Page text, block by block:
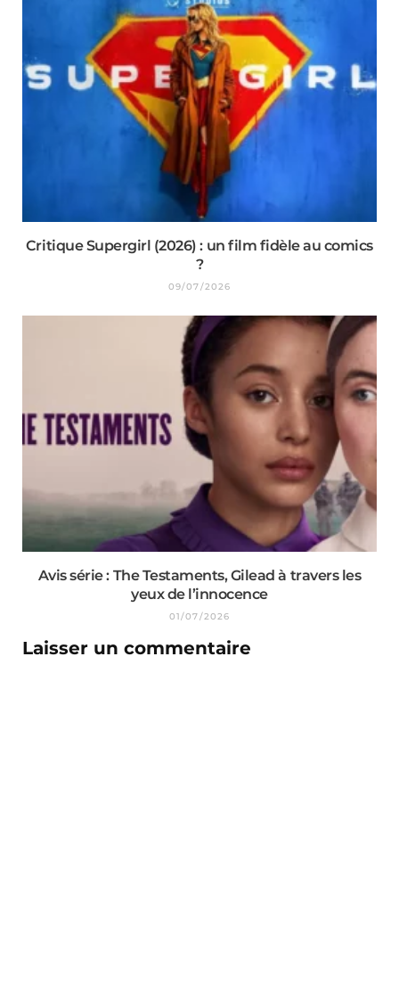
Critique Supergirl (2026) : un film fidèle au comics
?
09/07/2026
Avis série : The Testaments, Gilead à travers les
yeux de l’innocence
01/07/2026
Laisser un commentaire